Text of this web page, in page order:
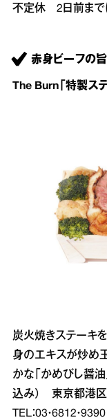
不定休 2日前まで
赤身ビーフの
The Burn「特製ステ
炭火焼きステーキ
身のエキスが炒め
かな「かめびし醤
込み） 東京都港
TEL：03・6812・